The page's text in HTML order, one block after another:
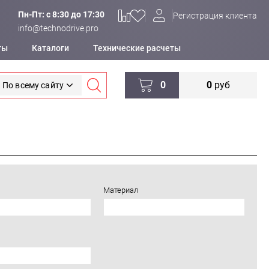
Пн-Пт: c 8:30 до 17:30
info@technodrive.pro
Регистрация клиента
Каталоги Технические расчеты
По всему сайту 0 0руб
Материал